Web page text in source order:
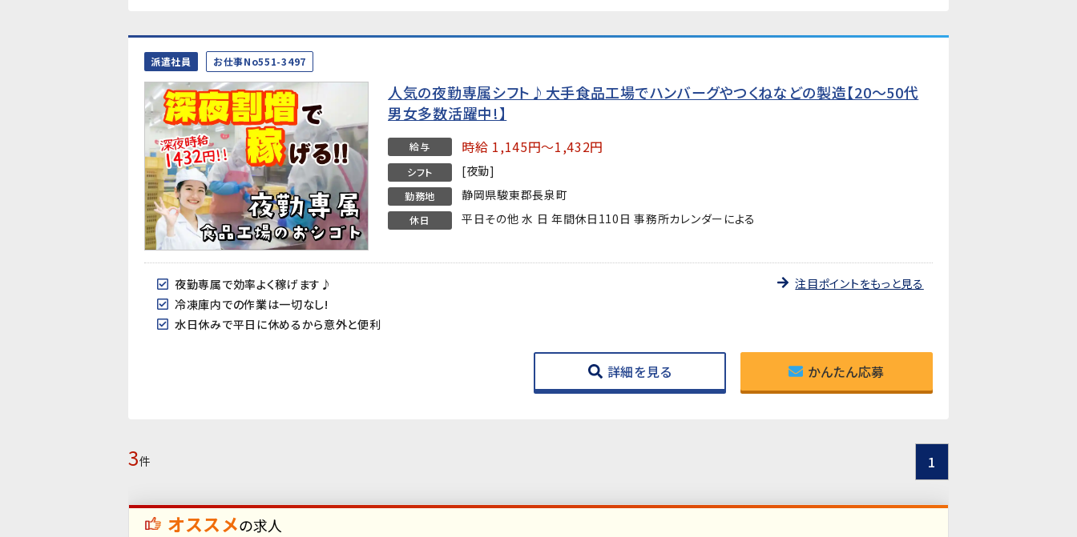
派遣社員 お仕事No551-3497
人気の夜勤専属シフト♪大手食品工場でハンバーグやつくねなどの製造【20～50代
男女多数活躍中!】
給与 時給 1,145円～1,432円
シフト [夜勤]
勤務地 静岡県駿東郡長泉町
休日 平日その他 水 日 年間休日110日 事務所カレンダーによる
夜勤専属で効率よく稼げます♪
冷凍庫内での作業は一切なし!
水日休みで平日に休めるから意外と便利
注目ポイントをもっと見る
詳細を見る かんたん応募
3件 1
オススメの求人